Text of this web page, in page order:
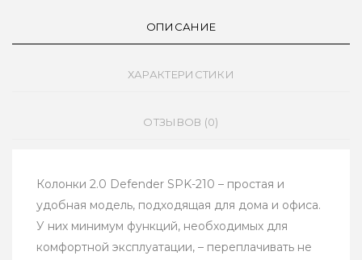
ОПИСАНИЕ
ХАРАКТЕРИСТИКИ
ОТЗЫВОВ (0)
Колонки 2.0 Defender SPK-210 – простая и
удобная модель, подходящая для дома и офиса.
У них минимум функций, необходимых для
комфортной эксплуатации, – переплачивать не